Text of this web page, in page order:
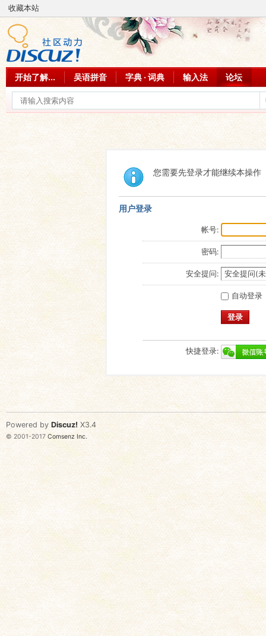
收藏本站
开始了解... 吴语拼音 字典 · 词典 输入法 论坛
您需要先登录才能继续本操作
用户登录
帐号:
密码:
安全提问:
自动登录
登录
快捷登录:
Powered by Discuz! X3.4
© 2001-2017 Comsenz Inc.